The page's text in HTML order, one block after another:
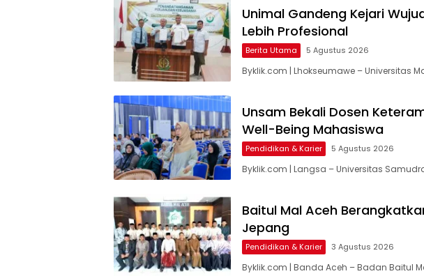
Unimal Gandeng Kejari
Lebih Profesional
Berita Utama 5 Agustus 2026
Byklik.com | Lhokseumawe – Universitas
Unsam Bekali Dosen
Well-Being Mahasiswa
Pendidikan & Karier 5 Agustus 2026
Byklik.com | Langsa – Universitas
Baitul Mal Aceh
Jepang
Pendidikan & Karier 3 Agustus 2026
Byklik.com | Banda Aceh – Badan Baitul